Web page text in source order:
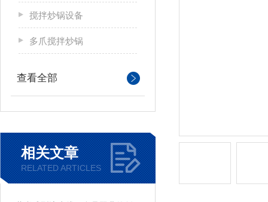
搅拌炒锅设备
多爪搅拌炒锅
查看全部
相关文章
RELATED ARTICLES